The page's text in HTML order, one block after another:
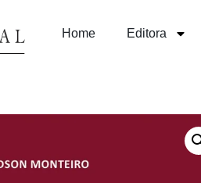
Home Editora